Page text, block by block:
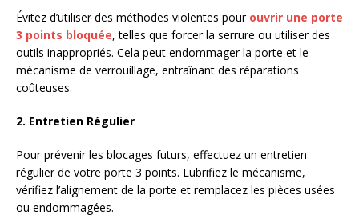
Évitez d’utiliser des méthodes violentes pour ouvrir une porte
3 points bloquée, telles que forcer la serrure ou utiliser des
outils inappropriés. Cela peut endommager la porte et le
mécanisme de verrouillage, entraînant des réparations
coûteuses.
2. Entretien Régulier
Pour prévenir les blocages futurs, effectuez un entretien
régulier de votre porte 3 points. Lubrifiez le mécanisme,
vérifiez l’alignement de la porte et remplacez les pièces usées
ou endommagées.